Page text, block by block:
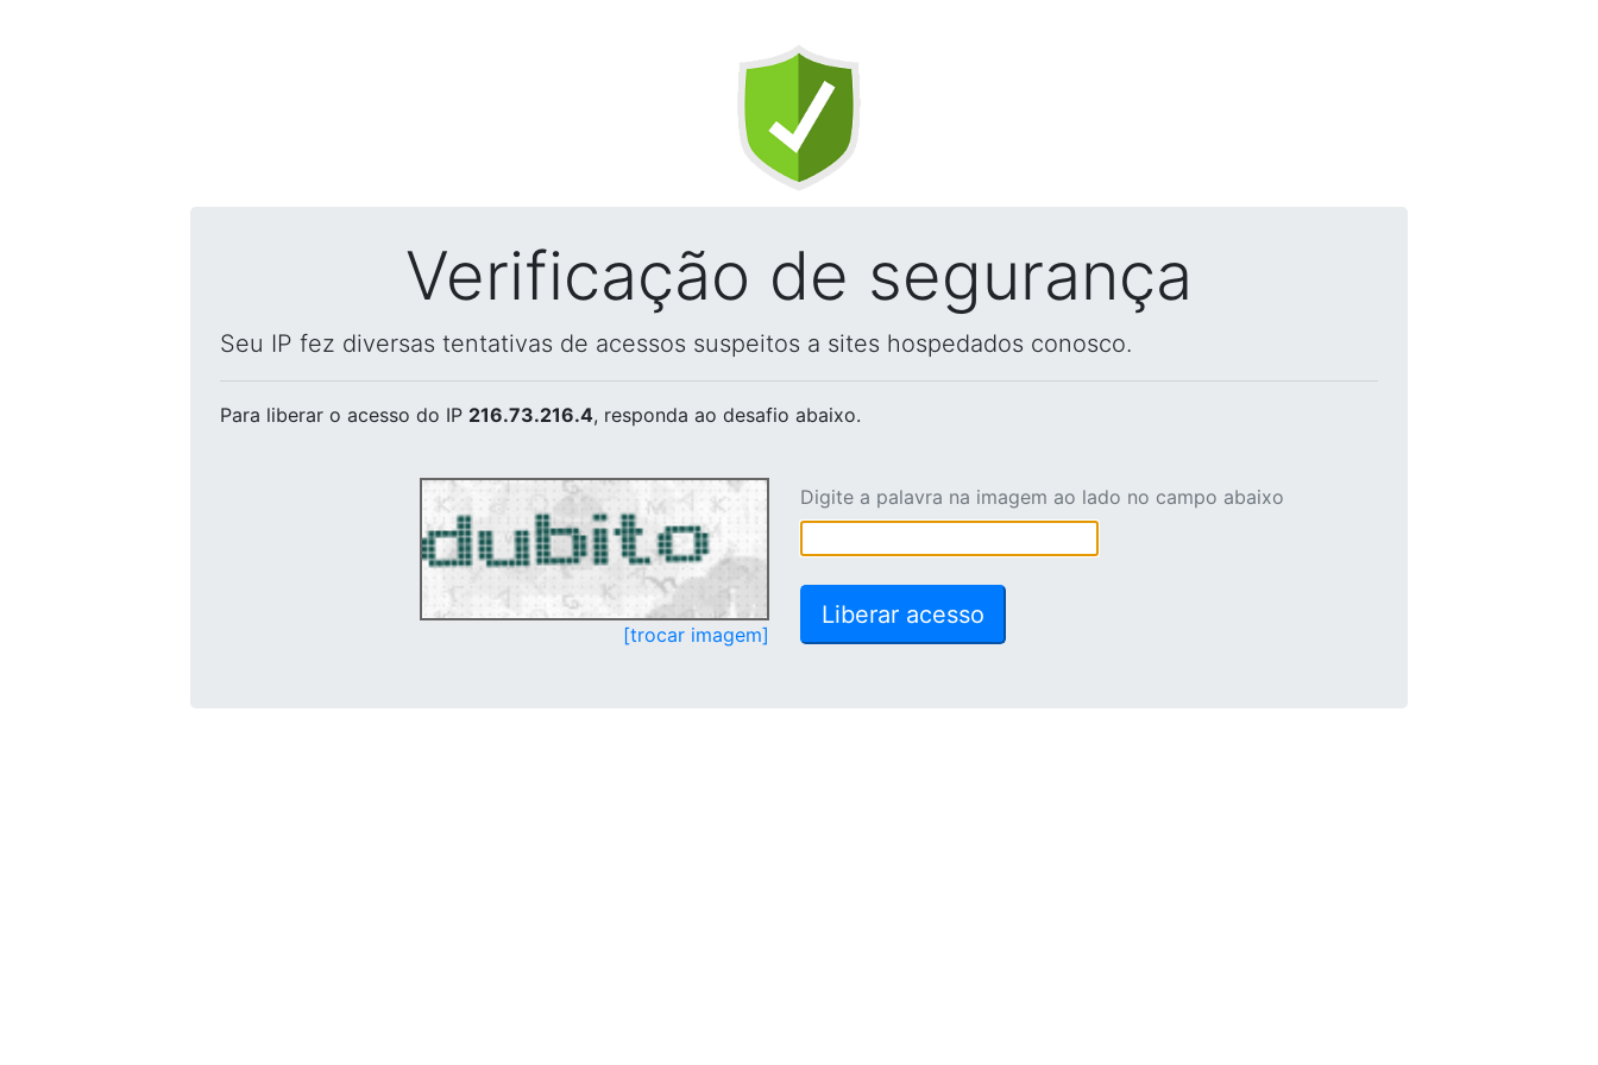
Verificação de segurança
Seu IP fez diversas tentativas de acessos suspeitos a sites hospedados conosco.
Para liberar o acesso do IP 216.73.216.4, responda ao desafio abaixo.
[trocar imagem]
Digite a palavra na imagem ao lado no campo abaixo